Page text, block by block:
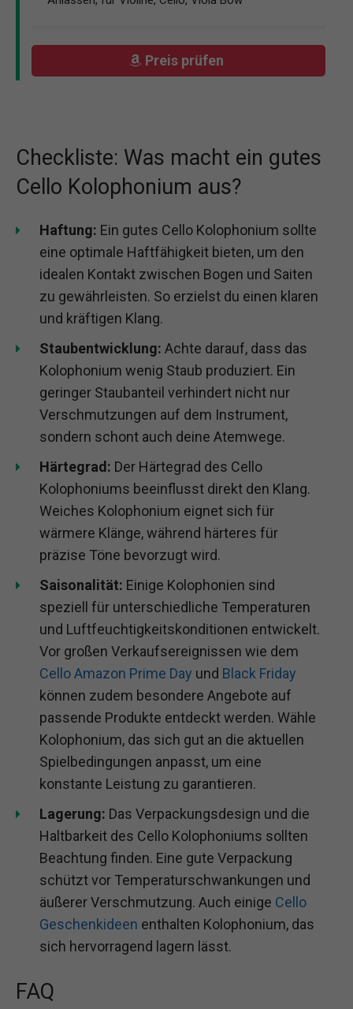
Preis prüfen
Checkliste: Was macht ein gutes
Cello Kolophonium aus?
Haftung: Ein gutes Cello Kolophonium sollte
eine optimale Haftfähigkeit bieten, um den
idealen Kontakt zwischen Bogen und Saiten
zu gewährleisten. So erzielst du einen klaren
und kräftigen Klang.
Staubentwicklung: Achte darauf, dass das
Kolophonium wenig Staub produziert. Ein
geringer Staubanteil verhindert nicht nur
Verschmutzungen auf dem Instrument,
sondern schont auch deine Atemwege.
Härtegrad: Der Härtegrad des Cello
Kolophoniums beeinflusst direkt den Klang.
Weiches Kolophonium eignet sich für
wärmere Klänge, während härteres für
präzise Töne bevorzugt wird.
Saisonalität: Einige Kolophonien sind
speziell für unterschiedliche Temperaturen
und Luftfeuchtigkeitskonditionen entwickelt.
Vor großen Verkaufsereignissen wie dem
Cello Amazon Prime Day und Black Friday
können zudem besondere Angebote auf
passende Produkte entdeckt werden. Wähle
Kolophonium, das sich gut an die aktuellen
Spielbedingungen anpasst, um eine
konstante Leistung zu garantieren.
Lagerung: Das Verpackungsdesign und die
Haltbarkeit des Cello Kolophoniums sollten
Beachtung finden. Eine gute Verpackung
schützt vor Temperaturschwankungen und
äußerer Verschmutzung. Auch einige Cello
Geschenkideen enthalten Kolophonium, das
sich hervorragend lagern lässt.
FAQ